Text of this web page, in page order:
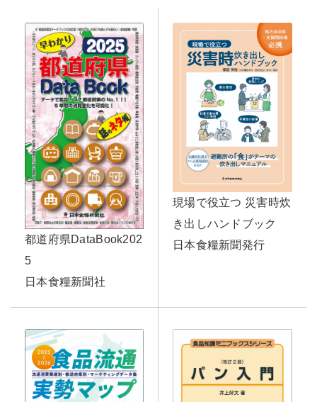
都道府県DataBook202
5
日本食糧新聞社
現場で役立つ 災害時炊
き出しハンドブック
日本食糧新聞発行